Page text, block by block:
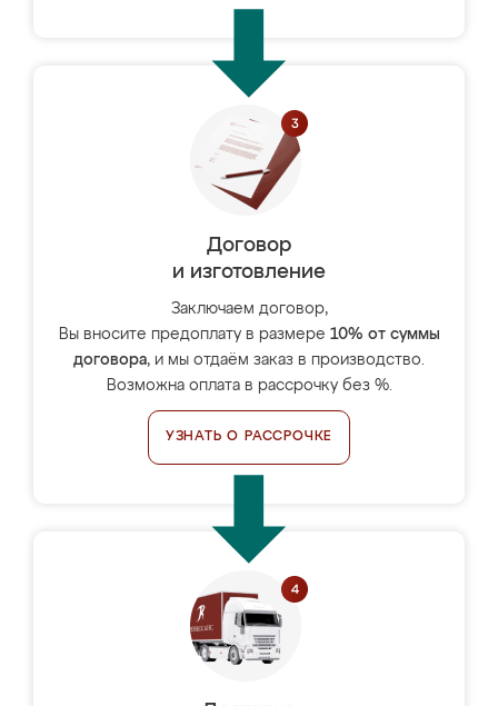
Договор
и изготовление
Заключаем договор,
Вы вносите предоплату в размере 10% от суммы
договора, и мы отдаём заказ в производство.
Возможна оплата в рассрочку без %.
УЗНАТЬ О РАССРОЧКЕ